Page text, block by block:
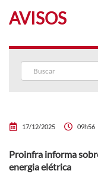
AVISOS
17/12/2025 09h56
Proinfra informa
energia elétrica